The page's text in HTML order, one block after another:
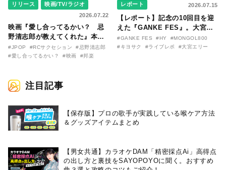
リリース
映画/TV/ラジオ
2026.07.22
映画『愛し合ってるかい？ 忌
野清志郎が教えてくれた』本予
告映像とキービジュアルがつい
に解禁！ キヨシロー関連商品も
#JPOP #RCサクセション
#忌野清志郎
#愛し合ってるかい？
#映画 #邦楽
レポート 2026.07.15
【レポート】記念の10回目を迎
えた『GANKE FES』。大宮エ
リー作『アイヌの神々の崖』を
前に、キヨサク
#GANKE FES #HY
#MONGOL800
#キヨサク
#ライブレポ #大宮エリー
注目記事
【保存版】プロの歌手が実践している喉ケア⽅法
＆グッズアイテムまとめ
【男女共通】カラオケDAM「精密採点Ai」高得点
の出し方と裏技をSAYOPOYOに聞く。おすすめ